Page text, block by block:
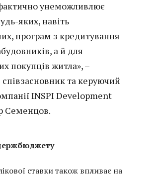
унеможливлює
яких, навіть
програм з кредитування
а й для
покупців житла», –
та керуючий
INSPI Development
Семенцов.
ставки також впливає на